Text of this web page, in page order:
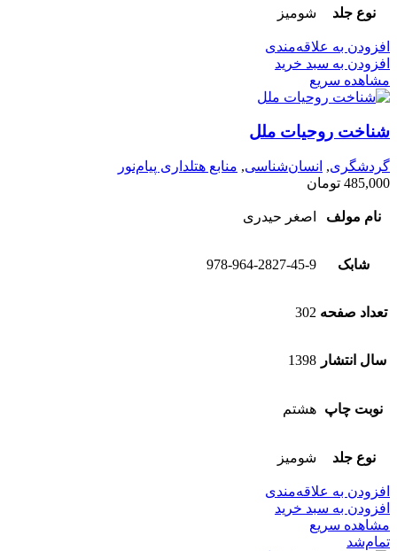
نوع جلد شومیز
افزودن به علاقه‌مندی
افزودن به سبد خرید
مشاهده سریع
شناخت روحیات ملل
گردشگری, انسان‌شناسی, منابع هتلداری پیام‌نور
485,000 تومان
نام مولف اصغر حیدری
شابک 978-964-2827-45-9
تعداد صفحه 302
سال انتشار 1398
نوبت چاپ هشتم
نوع جلد شومیز
افزودن به علاقه‌مندی
افزودن به سبد خرید
مشاهده سریع
تمام‌شد